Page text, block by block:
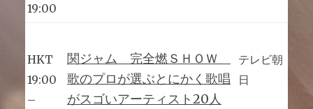
19:00
HKT
19:00
–
関ジャム 完全燃ＳＨＯＷ
歌のプロが選ぶとにかく歌唱
がスゴいアーティスト20人
テレビ朝
日